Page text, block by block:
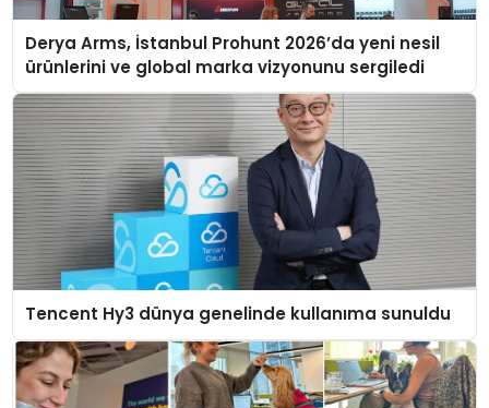
Derya Arms, İstanbul Prohunt 2026’da yeni nesil
ürünlerini ve global marka vizyonunu sergiledi
Tencent Hy3 dünya genelinde kullanıma sunuldu